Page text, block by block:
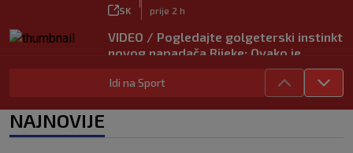
SK prije 2 h
VIDEO / Pogledajte golgeterski instinkt
novog napadača Rijeke: Ovako je
SK
|
prije 5 h
Idi na Sport
NAJNOVIJE